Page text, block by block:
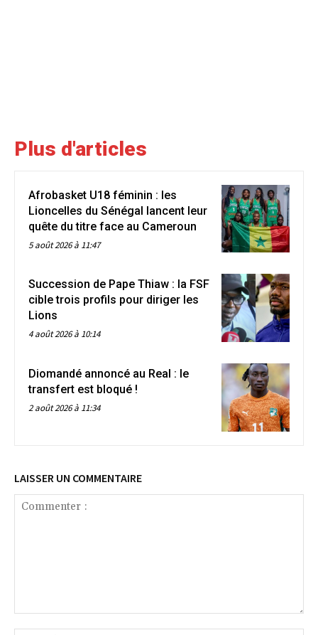
Plus d'articles
Afrobasket U18 féminin : les
Lioncelles du Sénégal lancent leur
quête du titre face au Cameroun
5 août 2026 à 11:47
Succession de Pape Thiaw : la FSF
cible trois profils pour diriger les
Lions
4 août 2026 à 10:14
Diomandé annoncé au Real : le
transfert est bloqué !
2 août 2026 à 11:34
LAISSER UN COMMENTAIRE